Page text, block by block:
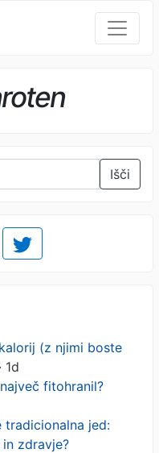
Išči
(z njimi boste
1d
fitohranil?
tradicionalna jed:
zdravje?